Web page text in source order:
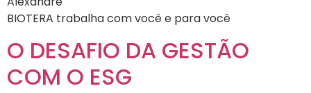
BIOTERA trabalha com você e para você
O DESAFIO DA GESTÃO
COM O ESG